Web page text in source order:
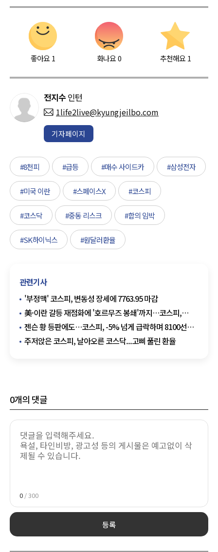
좋아요 1 화나요0 추천해요 1
전지수 인턴
1life2live@kyungjeilbo.com
기자페이지
#8천피 #급등 #매수 사이드카 #삼성전자
#미국 이란 #스페이스X #코스피
#코스닥 #중동 리스크 #합의 임박
#SK하이닉스 #원달러환율
관련기사
'부정맥' 코스피, 변동성 장세에 7763.95 마감
美·이란 갈등 재점화에 '호르무즈 봉쇄'까지…코스피,
2.86% 하락한 7509.62 출발
젠슨 황 등판에도…코스피, -5% 넘게 급락하며 8100선
진땀 사수
주저앉은 코스피, 날아오른 코스닥...고삐 풀린 환율
0개의 댓글
0 / 300
등록